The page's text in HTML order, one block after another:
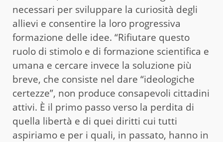
necessari per sviluppare la curiosità degli
allievi e consentire la loro progressiva
formazione delle idee. “Rifiutare questo
ruolo di stimolo e di formazione scientifica e
umana e cercare invece la soluzione più
breve, che consiste nel dare “ideologiche
certezze”, non produce consapevoli cittadini
attivi. È il primo passo verso la perdita di
quella libertà e di quei diritti cui tutti
aspiriamo e per i quali, in passato, hanno in